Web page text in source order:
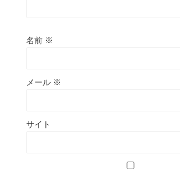
名前 ※
メール ※
サイト